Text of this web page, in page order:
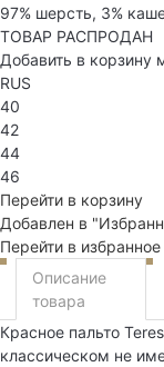
97% шерсть, 3%
ТОВАР РАСПРОДАН
Добавить в корзину
RUS
40
42
44
46
Перейти в корзину
Добавлен в
Перейти в избранное
Описание
товара
Красное пальто
классическом не